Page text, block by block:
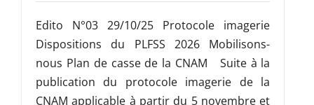
Edito N°03 29/10/25 Protocole imagerie
Dispositions du PLFSS 2026 Mobilisons-
nous Plan de casse de la CNAM Suite à la
publication du protocole imagerie de la
CNAM applicable à partir du 5 novembre et